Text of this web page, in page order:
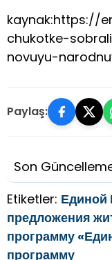
kaynak:https://
chukotke-
novuyu-
Paylaş:
Son
Etiketler: Единой
предложения
программу
программу